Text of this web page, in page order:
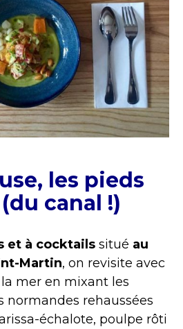
les pieds
canal !)
et à cocktails situé au
Martin, on revisite avec
mer en mixant les
normandes rehaussées
échalote, poulpe rôti